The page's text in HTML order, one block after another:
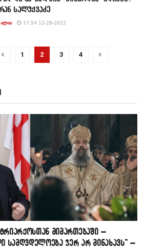
სალუქვაძე
ᲐᲚᲘᲐ 17:54 12-28-2022
1 2 3 4
მიმართებაში –
სამღვდელოება ჯერ არ მინახავს” –